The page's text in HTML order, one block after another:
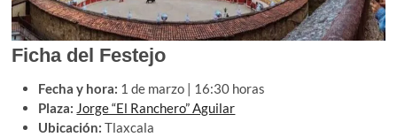
Ficha del Festejo
Fecha y hora: 1 de marzo | 16:30 horas
Plaza: Jorge “El Ranchero” Aguilar
Ubicación: Tlaxcala